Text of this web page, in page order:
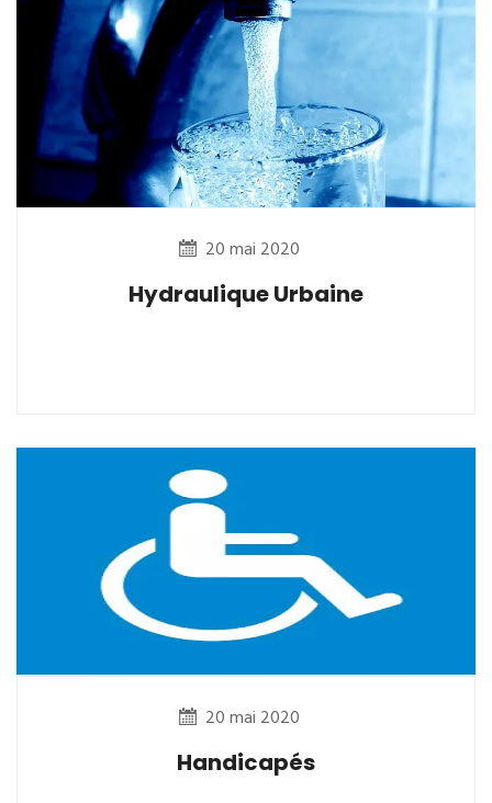
20 mai 2020
Hydraulique Urbaine
20 mai 2020
Handicapés